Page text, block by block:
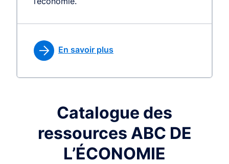
En savoir plus
Catalogue des
ressources ABC DE
L’ÉCONOMIE